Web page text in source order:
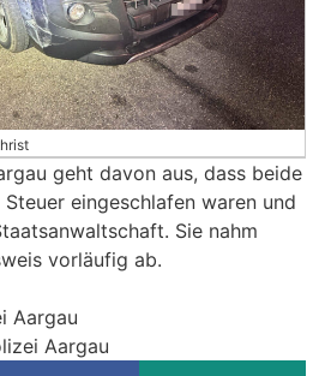
geht davon aus, dass beide
eingeschlafen waren und
Sie nahm
vorläufig ab.
Aargau
Aargau